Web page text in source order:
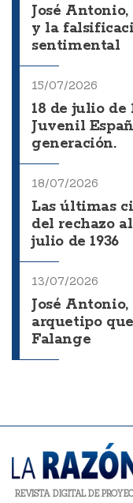
José Antonio,
y la
sentimental
15/07/2026
18 de julio de
Juvenil
generación.
18/07/2026
Las últimas
del rechazo
julio de 1936
13/07/2026
José
arquetipo
Falange
REVISTA DIGITAL DE